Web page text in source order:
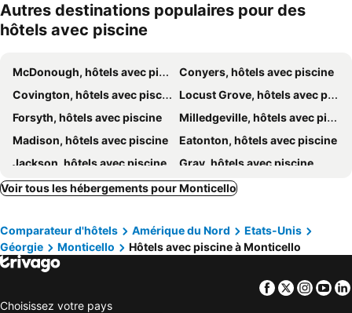
Autres destinations populaires pour des
hôtels avec piscine
McDonough, hôtels avec piscine
Conyers, hôtels avec piscine
Covington, hôtels avec piscine
Locust Grove, hôtels avec piscine
Forsyth, hôtels avec piscine
Milledgeville, hôtels avec piscine
Madison, hôtels avec piscine
Eatonton, hôtels avec piscine
Jackson, hôtels avec piscine
Gray, hôtels avec piscine
Flovilla, hôtels avec piscine
Voir tous les hébergements pour Monticello
Comparateur d'hôtels Amérique du Nord
Etats-Unis
Géorgie
Monticello Hôtels avec piscine à Monticello
Facebook
Twitter
Choisissez votre pays